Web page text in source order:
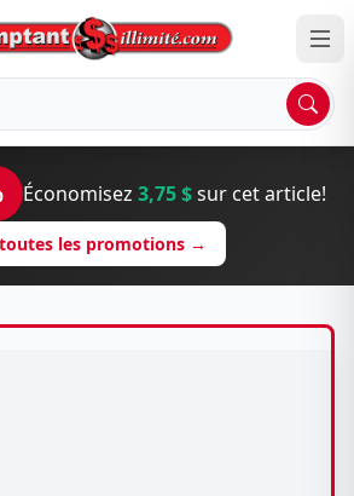
Économisez 3,75 $sur cet article!
les promotions →